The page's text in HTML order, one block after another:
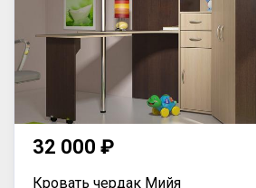
32 000 ₽
Кровать чердак Мийя